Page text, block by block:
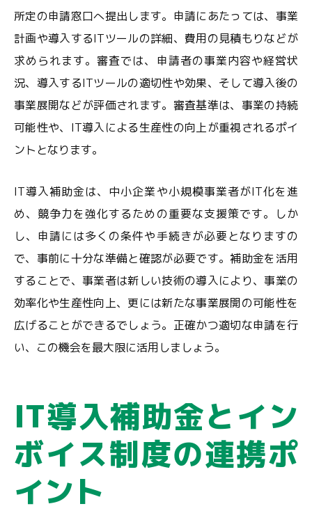
所定の申請窓口へ提出します。申請にあたっては、事業
計画や導入するITツールの詳細、費用の見積もりなどが
求められます。審査では、申請者の事業内容や経営状
況、導入するITツールの適切性や効果、そして導入後の
事業展開などが評価されます。審査基準は、事業の持続
可能性や、IT導入による生産性の向上が重視されるポイ
ントとなります。
IT導入補助金は、中小企業や小規模事業者がIT化を進
め、競争力を強化するための重要な支援策です。しか
し、申請には多くの条件や手続きが必要となりますの
で、事前に十分な準備と確認が必要です。補助金を活用
することで、事業者は新しい技術の導入により、事業の
効率化や生産性向上、更には新たな事業展開の可能性を
広げることができるでしょう。正確かつ適切な申請を行
い、この機会を最大限に活用しましょう。
IT導入補助金とイン
ボイス制度の連携ポ
イント